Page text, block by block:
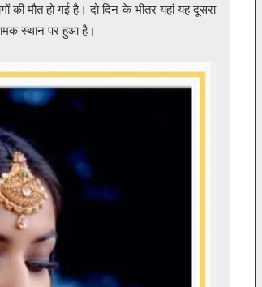
की मौत हो गई है। दो दिन के भीतर यहां यह दूसरा
स्थान पर हुआ है।